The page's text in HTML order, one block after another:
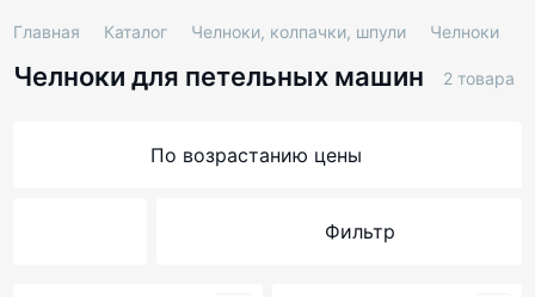
Главная Каталог Челноки, колпачки, шпули Челноки
Челноки для петельных машин 2 товара
По возрастанию цены
Фильтр